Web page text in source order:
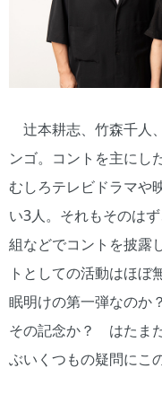
辻本耕志、竹森千人
ンゴ。コントを主にし
むしろテレビドラマや
い3人。それもそのは
組などでコントを披露
トとしての活動はほ
眠明けの第一弾なの
その記念か？ はた
ぶいくつもの疑問にこ